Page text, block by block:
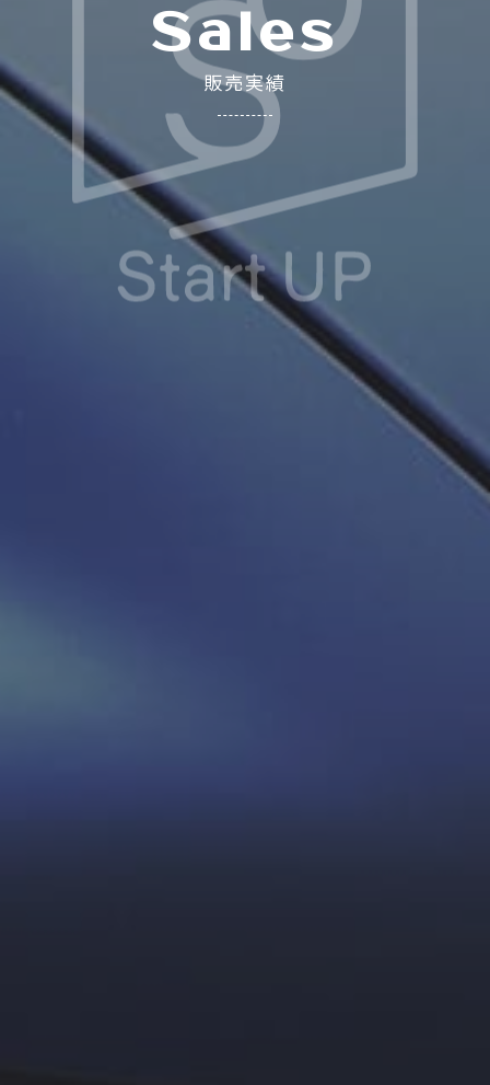
Sales
販売実績